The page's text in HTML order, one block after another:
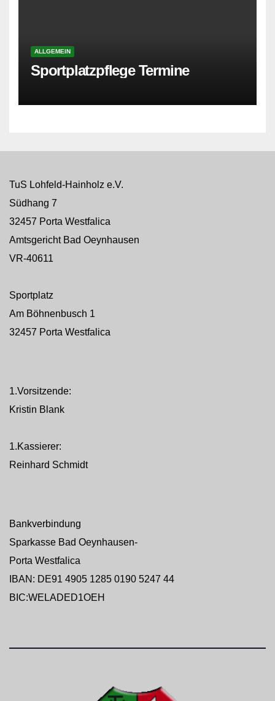
ALLGEMEIN
Sportplatzpflege Termine
TuS Lohfeld-Hainholz e.V.
Südhang 7
32457 Porta Westfalica
Amtsgericht Bad Oeynhausen
VR-40611
Sportplatz
Am Böhnenbusch 1
32457 Porta Westfalica
1.Vorsitzende:
Kristin Blank
1.Kassierer:
Reinhard Schmidt
Bankverbindung
Sparkasse Bad Oeynhausen-
Porta Westfalica
IBAN: DE91 4905 1285 0190 5247 44
BIC:WELADED1OEH